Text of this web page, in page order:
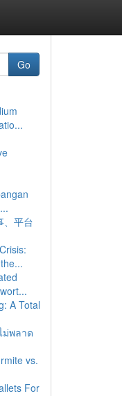
Go
、平台
A Total
ม่พลาด
vs.
For